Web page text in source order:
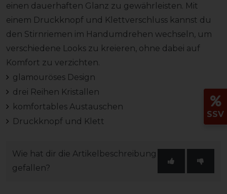
einen dauerhaften Glanz zu gewährleisten. Mit
einem Druckknopf und Klettverschluss kannst du
den Stirnriemen im Handumdrehen wechseln, um
verschiedene Looks zu kreieren, ohne dabei auf
Komfort zu verzichten.
glamouröses Design
drei Reihen Kristallen
komfortables Austauschen
Druckknopf und Klett
Wie hat dir die Artikelbeschreibung
gefallen?
SSV